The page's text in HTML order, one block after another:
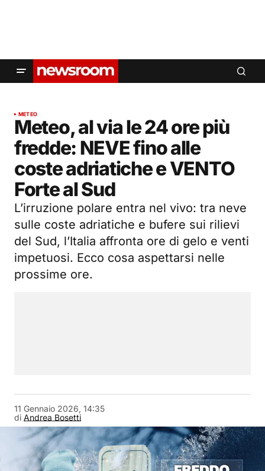
METEO
Meteo, al via le 24 ore più
fredde: NEVE fino alle
coste adriatiche e VENTO
Forte al Sud
L’irruzione polare entra nel vivo: tra neve
sulle coste adriatiche e bufere sui rilievi
del Sud, l’Italia affronta ore di gelo e venti
impetuosi. Ecco cosa aspettarsi nelle
prossime ore.
di Andrea Bosetti
11 Gennaio 2026, 14:35